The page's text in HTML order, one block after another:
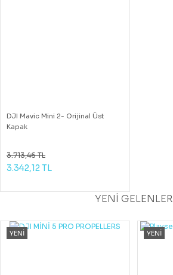
DJI Mavic Mini 2- Orijinal Üst
Kapak
3.713,46 TL
3.342,12 TL
YENİ GELENLER
YENİ YENİ